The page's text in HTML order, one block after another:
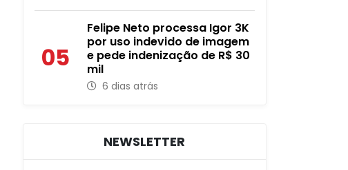
05
Felipe Neto processa Igor 3K
por uso indevido de imagem
e pede indenização de R$ 30
mil
6 dias atrás
NEWSLETTER